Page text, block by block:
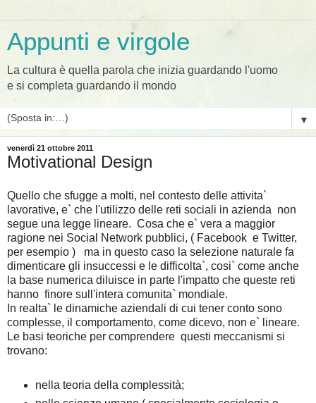
Appunti e virgole
La cultura è quella parola che inizia guardando l'uomo
e si completa guardando il mondo
▼
venerdì 21 ottobre 2011
Motivational Design
Quello che sfugge a molti, nel contesto delle attivita`
lavorative, e` che l'utilizzo delle reti sociali in azienda non
segue una legge lineare. Cosa che e` vera a maggior
ragione nei Social Network pubblici, ( Facebook e Twitter,
per esempio ) ma in questo caso la selezione naturale fa
dimenticare gli insuccessi e le difficolta`, cosi` come anche
la base numerica diluisce in parte l'impatto che queste reti
hanno finore sull'intera comunita` mondiale.
In realta` le dinamiche aziendali di cui tener conto sono
complesse, il comportamento, come dicevo, non e` lineare.
Le basi teoriche per comprendere questi meccanismi si
trovano:
nella teoria della complessità;